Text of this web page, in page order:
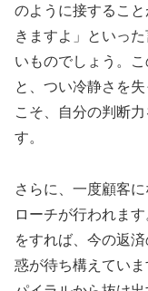
のように接するこ
きますよ」といっ
いものでしょう。
と、つい冷静さを
こそ、自分の判断
す。
さらに、一度顧客
ローチが行われま
をすれば、今の返
惑が待ち構えてい